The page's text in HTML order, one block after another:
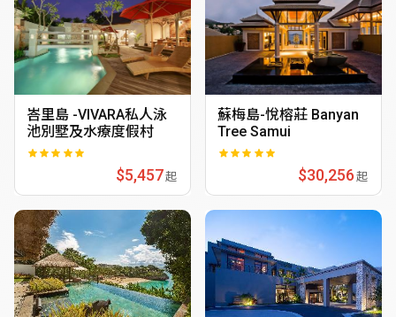
峇里島 -VIVARA私人泳
池別墅及水療度假村
$5,457起
蘇梅島-悅榕莊 Banyan
Tree Samui
$30,256 起